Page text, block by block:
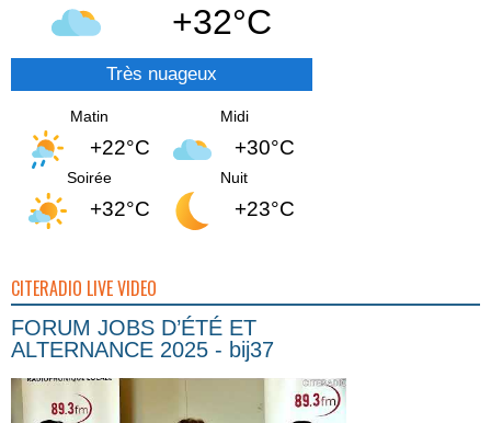
+32°C
Très nuageux
Matin
+22°C
Midi
+30°C
Soirée
+32°C
Nuit
+23°C
CITERADIO LIVE VIDEO
FORUM JOBS D’ÉTÉ ET
ALTERNANCE 2025 - bij37